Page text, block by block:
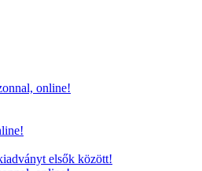
online!
elsők között!